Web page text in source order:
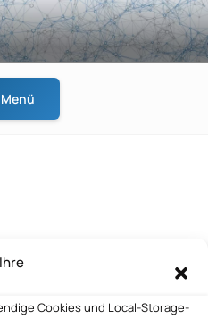
Cookies und Local-Storage-
Menü